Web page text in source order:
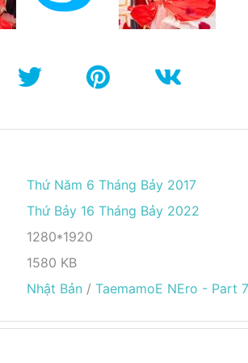
Thứ Năm 6 Tháng Bảy 2017
Thứ Bảy 16 Tháng Bảy 2022
1280*1920
1580 KB
Nhật Bản / TaemamoE NEro - Part 7